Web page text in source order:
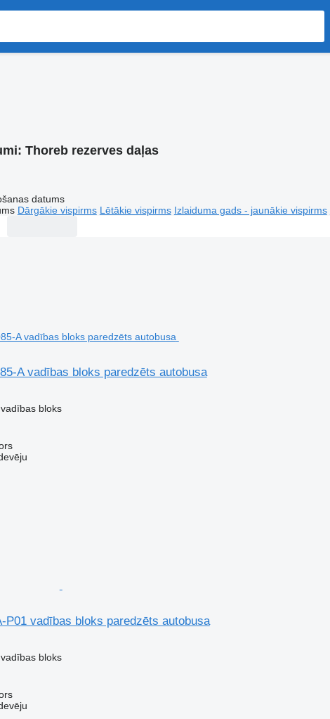
Thoreb rezerves daļas
datums
Dārgākie vispirms Lētākie vispirms Izlaiduma gads - jaunākie vispirms
A vadības bloks paredzēts autobusa
bloks
P01 vadības bloks paredzēts autobusa
bloks